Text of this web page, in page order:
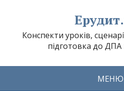
Конспекти уроків,
підготовка до
МЕНЮ